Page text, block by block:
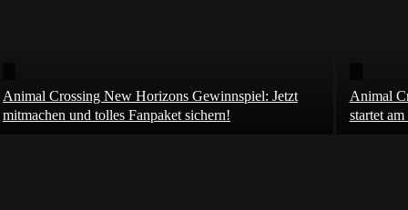
Animal Crossing New Horizons Gewinnspiel: Jetzt
mitmachen und tolles Fanpaket sichern!
Animal
startet